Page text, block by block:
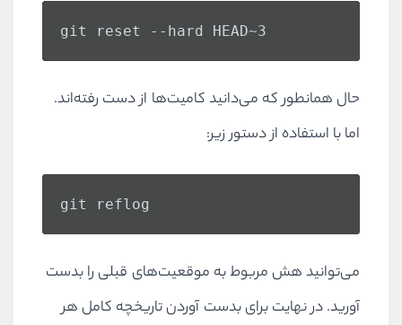
git reset --hard HEAD~3
حال همانطور که می‌دانید کامیت‌ها از دست رفته‌اند.
اما با استفاده از دستور زیر:
git reflog
می‌توانید هش مربوط به موقعیت‌های قبلی را بدست
آورید. در نهایت برای بدست آوردن تاریخچه کامل هر